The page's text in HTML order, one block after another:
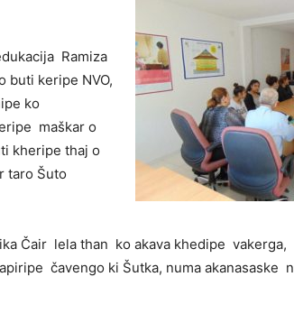
Ramiza
buti keripe NVO,
ko
maškar o
kheripe thaj o
taro Šuto
Čair lela than ko akava khedipe vakerga,
čavengo ki Šutka, numa akanasaske